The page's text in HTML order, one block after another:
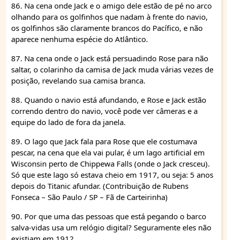
86. Na cena onde Jack e o amigo dele estão de pé no arco
olhando para os golfinhos que nadam à frente do navio,
os golfinhos são claramente brancos do Pacífico, e não
aparece nenhuma espécie do Atlântico.
87. Na cena onde o Jack está persuadindo Rose para não
saltar, o colarinho da camisa de Jack muda várias vezes de
posição, revelando sua camisa branca.
88. Quando o navio está afundando, e Rose e Jack estão
correndo dentro do navio, você pode ver câmeras e a
equipe do lado de fora da janela.
89. O lago que Jack fala para Rose que ele costumava
pescar, na cena que ela vai pular, é um lago artificial em
Wisconsin perto de Chippewa Falls (onde o Jack cresceu).
Só que este lago só estava cheio em 1917, ou seja: 5 anos
depois do Titanic afundar. (Contribuição de Rubens
Fonseca – São Paulo / SP – Fã de Carteirinha)
90. Por que uma das pessoas que está pegando o barco
salva-vidas usa um relógio digital? Seguramente eles não